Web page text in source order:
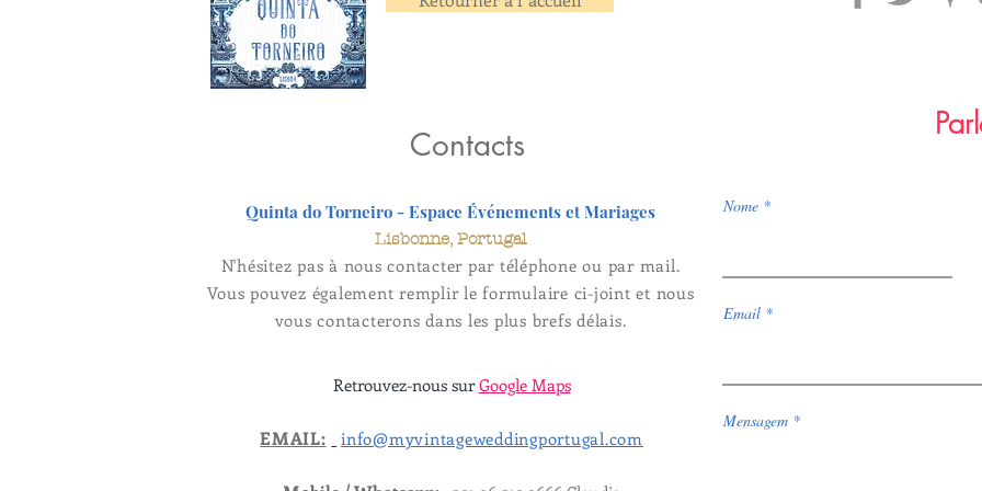
Contacts
Quinta do Torneiro - Espace Événements et Mariages
Lisbonne, Portugal
N'hésitez pas à nous contacter par téléphone ou par mail.
Vous pouvez également remplir le formulaire ci-joint et nous
vous contacterons dans les plus brefs délais.
Retrouvez-nous surGoogle Maps
EMAIL: info@myvintageweddingportugal.com
Nome
Email
Mensagem